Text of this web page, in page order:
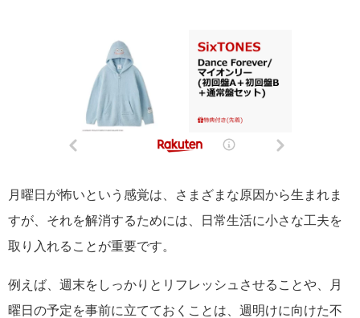
月曜日が怖いという感覚は、さまざまな原因から生まれま
すが、それを解消するためには、日常生活に小さな工夫を
取り入れることが重要です。
例えば、週末をしっかりとリフレッシュさせることや、月
曜日の予定を事前に立てておくことは、週明けに向けた不